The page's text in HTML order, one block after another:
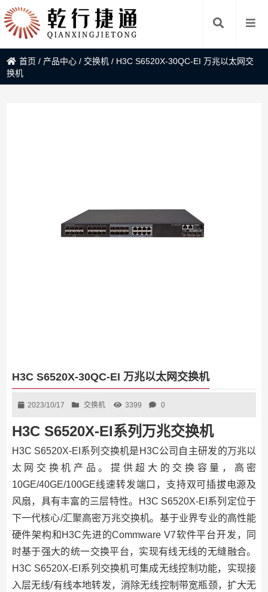
首页 / 产品中心 / 交换机 / H3C S6520X-30QC-EI 万兆以太网交
换机
H3C S6520X-30QC-EI 万兆以太网交换机
2023/10/17 交换机 3399 0
H3C S6520X-EI系列万兆交换机
H3C S6520X-EI系列交换机是H3C公司自主研发的万兆以
太网交换机产品。提供超大的交换容量，高密
10GE/40GE/100GE线速转发端口，支持双可插拔电源及
风扇，具有丰富的三层特性。H3C S6520X-EI系列定位于
下一代核心/汇聚高密万兆交换机。基于业界专业的高性能
硬件架构和H3C先进的Commware V7软件平台开发，同
时基于强大的统一交换平台，实现有线无线的无缝融合。
H3C S6520X-EI系列交换机可集成无线控制功能，实现接
入层无线/有线本地转发，消除无线控制带宽瓶颈，扩大无